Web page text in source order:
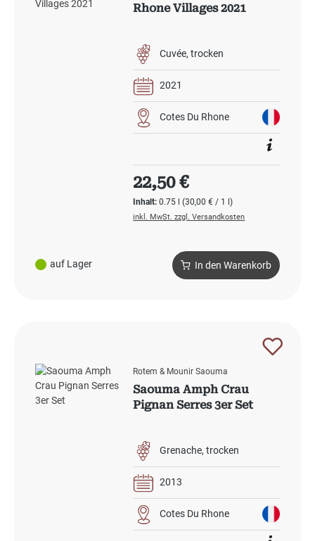
auf Lager
Rhone Villages 2021
Cuvée trocken
2021
Cotes Du Rhone
Inhalt:0.75 l(30,00 € / 1 l)
Regulärer Preis:
22,50 €
inkl. MwSt. zzgl. Versandkosten
In den Warenkorb
Rotem & Mounir Saouma
Saouma Amph Crau
Pignan Serres 3er Set
Grenache trocken
2013
Cotes Du Rhone